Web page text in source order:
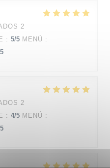
2
: 5/5 MENÚ :
2
: 4/5 MENÚ :